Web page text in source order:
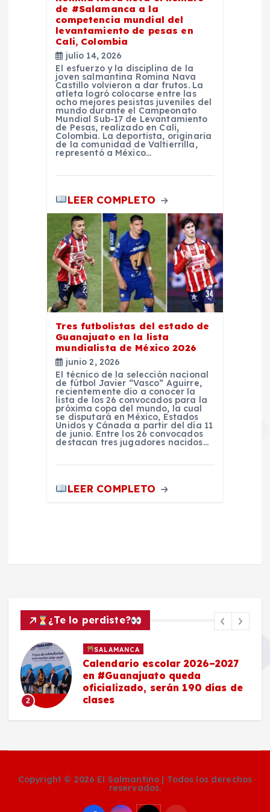
de #Salamanca a la
competencia mundial del
levantamiento de pesas en
Cali, Colombia
julio 14, 2026
El esfuerzo y la disciplina de la
joven salmantina Romina Nava
Castillo volvieron a dar frutos. La
atleta logró colocarse entre las
ocho mejores pesistas juveniles del
mundo durante el Campeonato
Mundial Sub-17 de Levantamiento
de Pesas, realizado en Cali,
Colombia. La deportista, originaria
de la comunidad de Valtierrilla,
representó a México…
LEER COMPLETO
Tres futbolistas del estado de
Guanajuato en la lista
mundialista de México 2026
junio 2, 2026
El técnico de la selección nacional
de fútbol Javier “Vasco” Aguirre,
recientemente dio a conocer la
lista de los 26 convocados para la
próxima copa del mundo, la cual
se disputará en México, Estados
Unidos y Cánada a partir del día 11
de junio. Entre los 26 convocados
destacan tres jugadores nacidos…
LEER COMPLETO
¿Te lo perdiste?
2
SALAMANCA
Calendario escolar 2026–2027
en #Guanajuato queda
oficializado, serán 190 días de
clases
Copyright © 2026 El Salmantino | Todos los derechos
reservados.